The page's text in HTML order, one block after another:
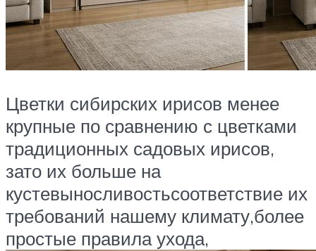
Цветки сибирских ирисов менее
крупные по сравнению с цветками
традиционных садовых ирисов,
зато их больше на
кустевыносливостьсоответствие их
требований нашему климату,более
простые правила ухода,